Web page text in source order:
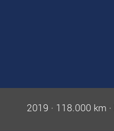
2019 · 118.000 km ·